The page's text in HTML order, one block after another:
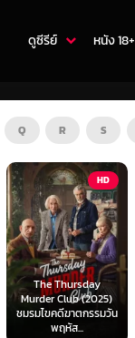
ดูซีรีย์ หนัง 18+
Q R S
HD
Exhuma (2024) ขุด
มันขึ้นมาจากหลุม
(พากย์ไทย)